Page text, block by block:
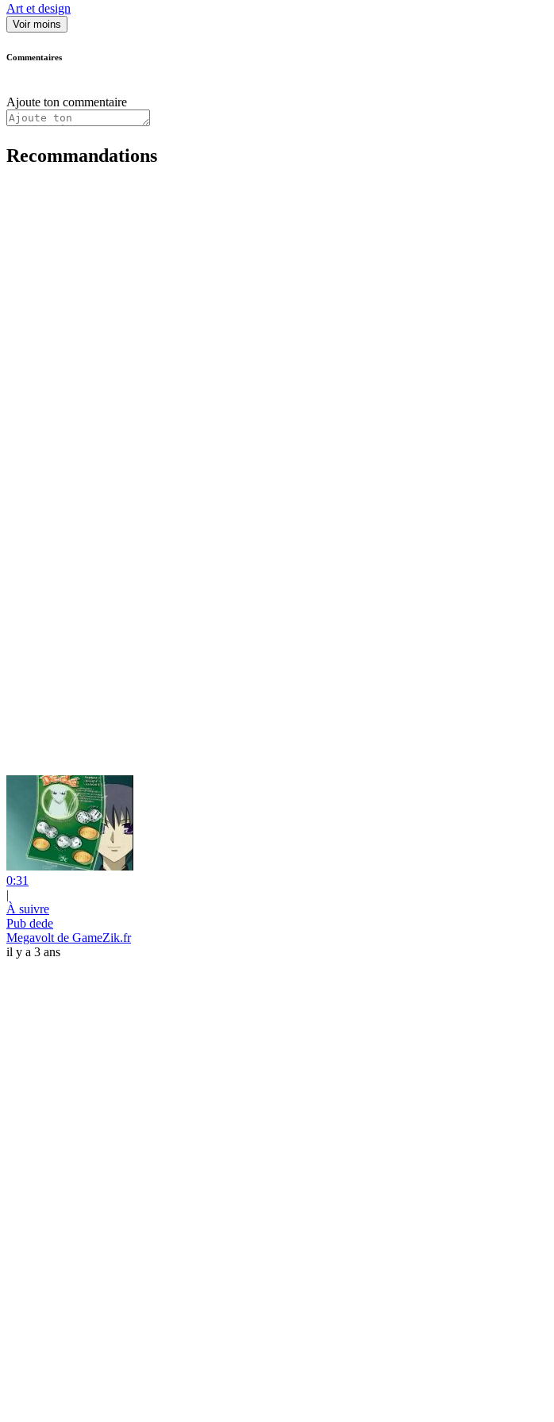
Art et design
Voir moins
Commentaires
Ajoute ton commentaire
Recommandations
0:31
|
À suivre
Pub dede
Megavolt de GameZik.fr
il y a 3 ans